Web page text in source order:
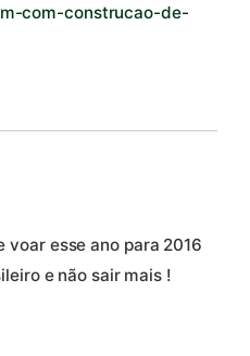
com-construcao-de-
voar esse ano para 2016
e não sair mais !